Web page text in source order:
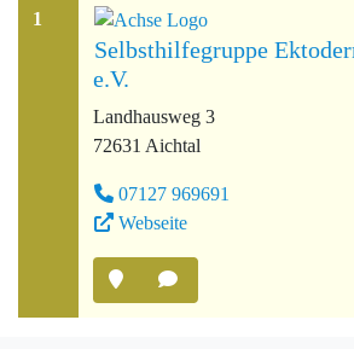
1
Selbsthilfegruppe
e.V.
Landhausweg 3
72631 Aichtal
07127 969691
Webseite